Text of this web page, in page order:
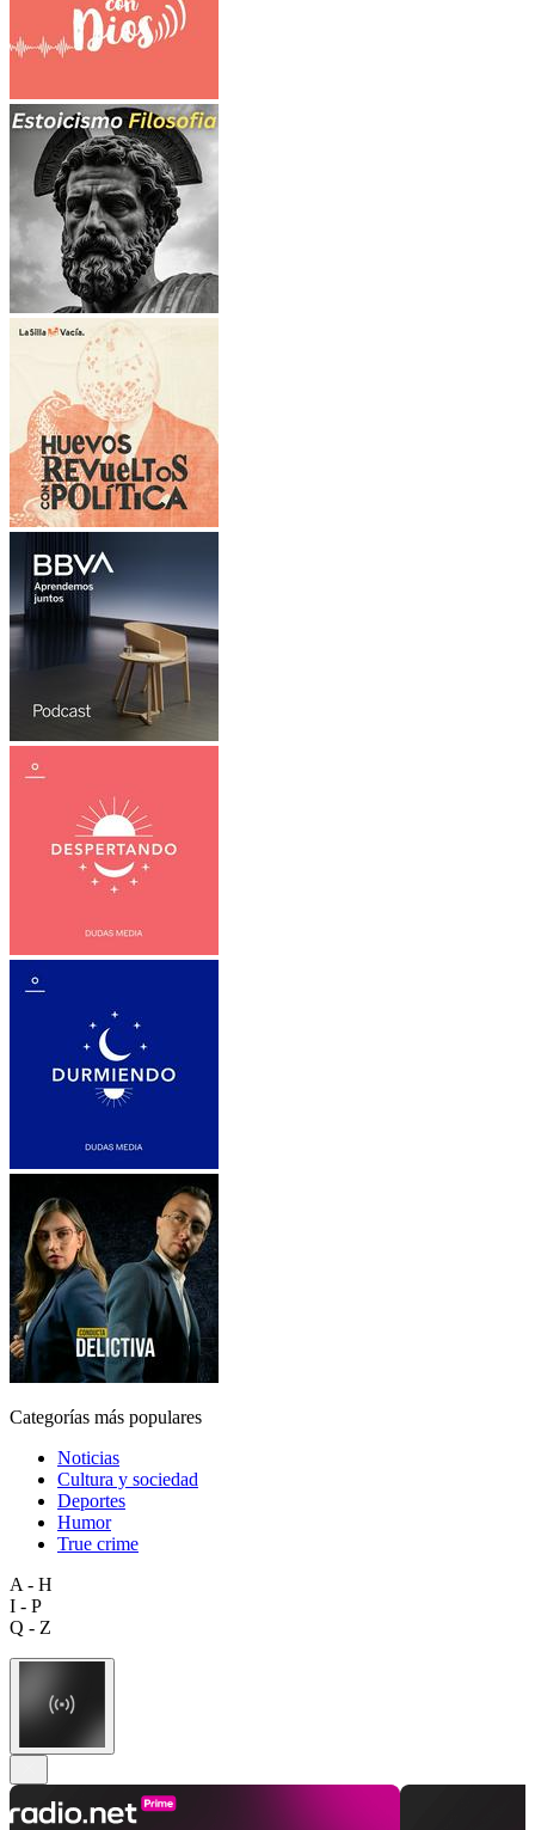
Categorías más populares
Noticias
Cultura y sociedad
Deportes
Humor
True crime
A - H
I - P
Q - Z